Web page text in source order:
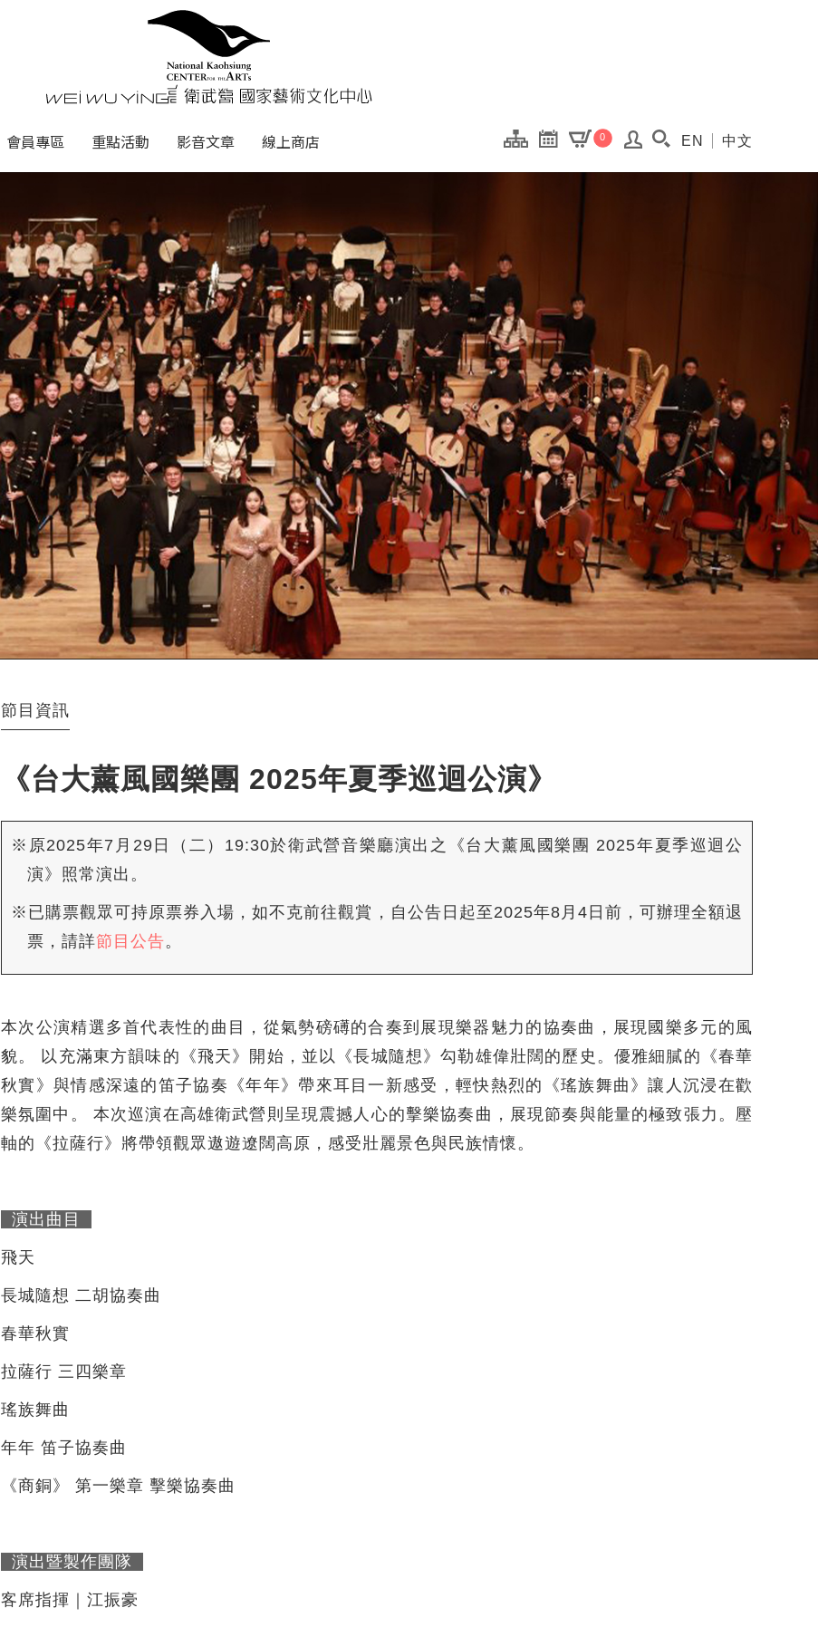
衛武營國家藝術文化中心 National
會員專區 重點活動 影音文章 線上商店 0 搜尋(開啟搜尋視窗)
EN 中文
節目資訊
《台大薰風國樂團 2025年夏季巡迴公演》
※原2025年7月29日（二）19:30於衛武營音樂廳演出之《台大薰風國樂團 2025年夏季巡迴公
演》照常演出。
※已購票觀眾可持原票券入場，如不克前往觀賞，自公告日起至2025年8月4日前，可辦理全額退
票，請詳節目 公告。
本次公演精選多首代表性的曲目，從氣勢磅礡的合奏到展現樂器魅力的協奏曲，展現國樂多元的風
貌。 以充滿東方韻味的《飛天》開始，並以《長城隨想》勾勒雄偉壯闊的歷史。優雅細膩的《春華
秋實》與情感深遠的笛子協奏《年年》帶來耳目一新感受，輕快熱烈的《瑤族舞曲》讓人沉浸在歡
樂氛圍中。 本次巡演在高雄衛武營則呈現震撼人心的擊樂協奏曲，展現節奏與能量的極致張力。壓
軸的《拉薩行》將帶領觀眾遨遊遼闊高原，感受壯麗景色與民族情懷。
演出曲目
飛天
長城隨想 二胡協奏曲
春華秋實
拉薩行 三四樂章
瑤族舞曲
年年 笛子協奏曲
《商銅》 第一樂章 擊樂協奏曲
演出暨製作團隊
客席指揮｜江振豪